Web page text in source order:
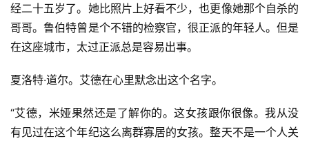
经二十五岁了。她比照片上好看不少，也更像她那个自杀的
哥哥。鲁伯特曾是个不错的检察官，很正派的年轻人。但是
在这座城市，太过正派总是容易出事。
夏洛特·道尔。艾德在心里默念出这个名字。
“艾德，米娅果然还是了解你的。这女孩跟你很像。我从没
有见过在这个年纪这么离群寡居的女孩。整天不是一个人关